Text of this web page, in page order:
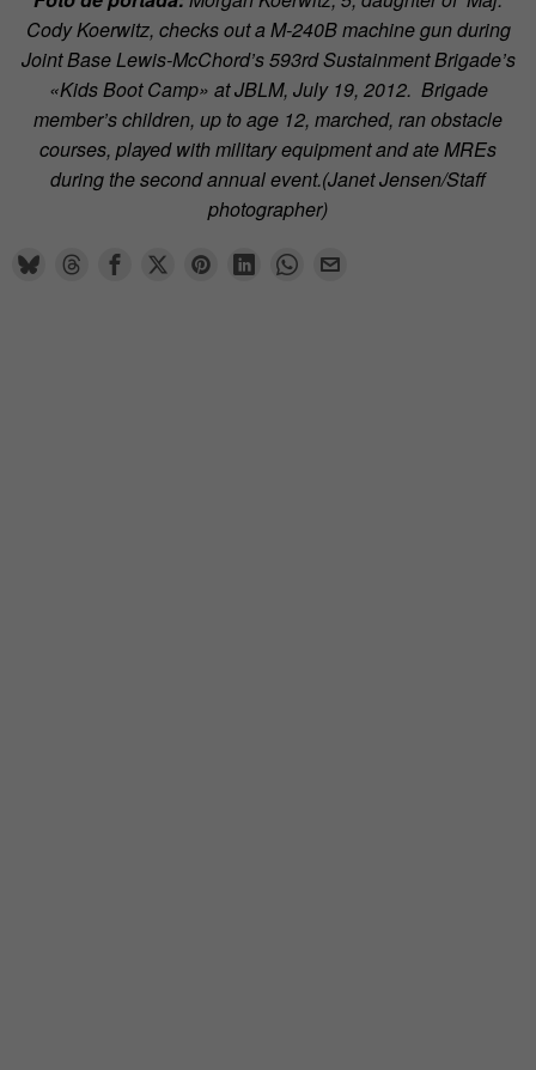
Cody Koerwitz, checks out a M-240B machine gun during
Joint Base Lewis-McChord’s 593rd Sustainment Brigade’s
«Kids Boot Camp» at JBLM, July 19, 2012. Brigade
member’s children, up to age 12, marched, ran obstacle
courses, played with military equipment and ate MREs
during the second annual event.(Janet Jensen/Staff
photographer)